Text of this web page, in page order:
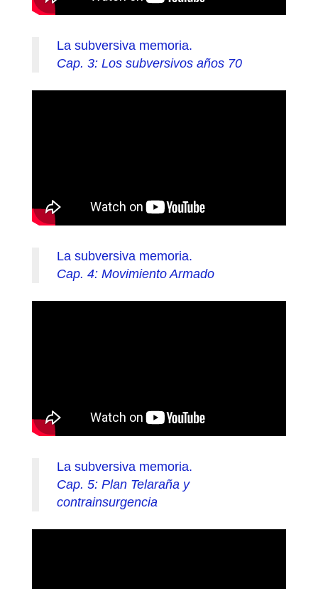
La subversiva memoria.
Cap. 3: Los subversivos años 70
La subversiva memoria.
Cap. 4: Movimiento Armado
La subversiva memoria.
Cap. 5: Plan Telaraña y
contrainsurgencia